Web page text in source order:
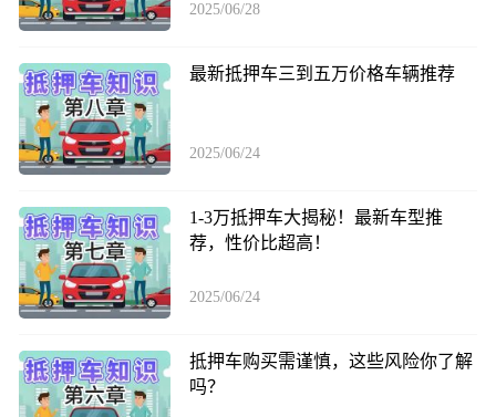
2025/06/28
最新抵押车三到五万价格车辆推荐
2025/06/24
1-3万抵押车大揭秘！最新车型推
荐，性价比超高！
2025/06/24
抵押车购买需谨慎，这些风险你了解
吗？